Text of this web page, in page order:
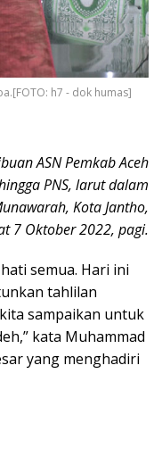
h7 - dok humas]
ASN Pemkab Aceh
PNS, larut dalam
Kota Jantho,
7 Oktober 2022, pagi.
semua. Hari ini
tahlilan
sampaikan untuk
kata Muhammad
yang menghadiri